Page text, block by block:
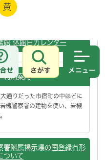
黄
お問合せ
さがす
休館日をお知らせします。
館 休館日カレンダー
利用案内
通りだった市宿町の中ほどに
槻警察署の建物を使い、岩槻
署附属掲示場の国登録有形
ついて